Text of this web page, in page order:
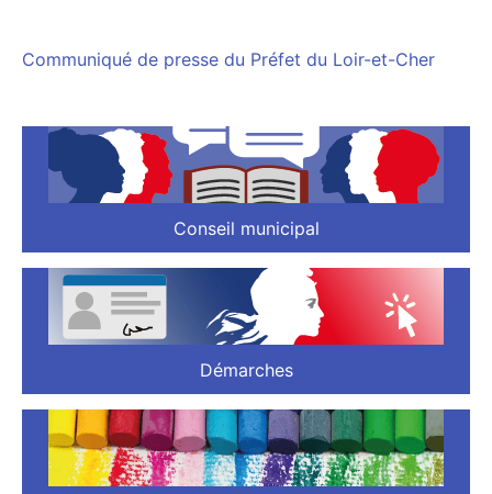
Communiqué de presse du Préfet du Loir-et-Cher
Conseil municipal
Démarches